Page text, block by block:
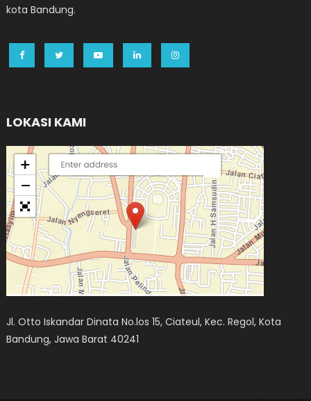
kota Bandung.
LOKASI KAMI
Jl. Otto Iskandar Dinata No.los 15, Ciateul, Kec. Regol, Kota
Bandung, Jawa Barat 40241